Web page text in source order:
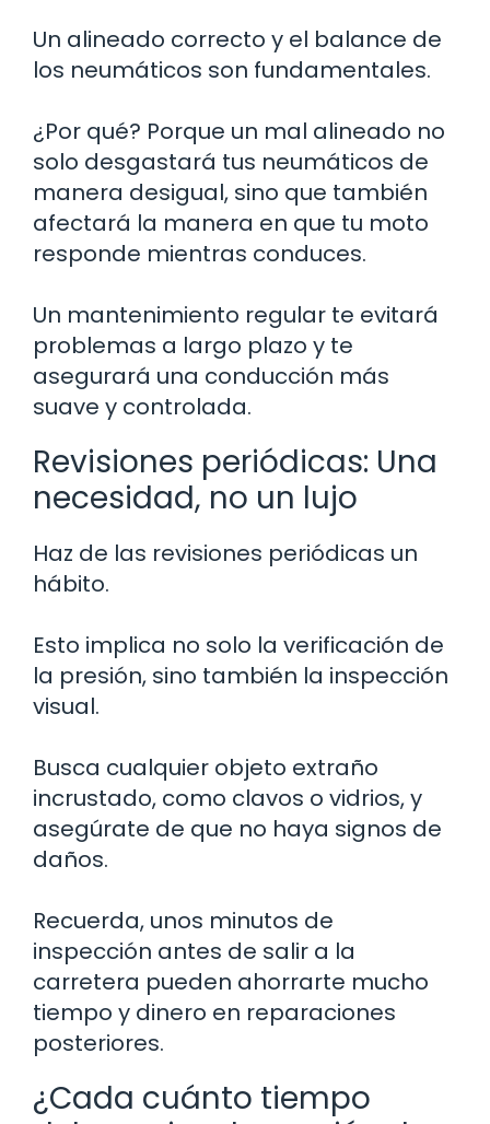
Un alineado correcto y el balance de
los neumáticos son fundamentales.
¿Por qué? Porque un mal alineado no
solo desgastará tus neumáticos de
manera desigual, sino que también
afectará la manera en que tu moto
responde mientras conduces.
Un mantenimiento regular te evitará
problemas a largo plazo y te
asegurará una conducción más
suave y controlada.
Revisiones periódicas: Una
necesidad, no un lujo
Haz de las revisiones periódicas un
hábito.
Esto implica no solo la verificación de
la presión, sino también la inspección
visual.
Busca cualquier objeto extraño
incrustado, como clavos o vidrios, y
asegúrate de que no haya signos de
daños.
Recuerda, unos minutos de
inspección antes de salir a la
carretera pueden ahorrarte mucho
tiempo y dinero en reparaciones
posteriores.
¿Cada cuánto tiempo